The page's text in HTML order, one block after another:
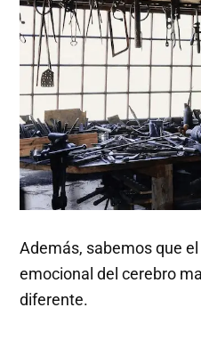
Además, sabemos que
emocional del cerebro
diferente.